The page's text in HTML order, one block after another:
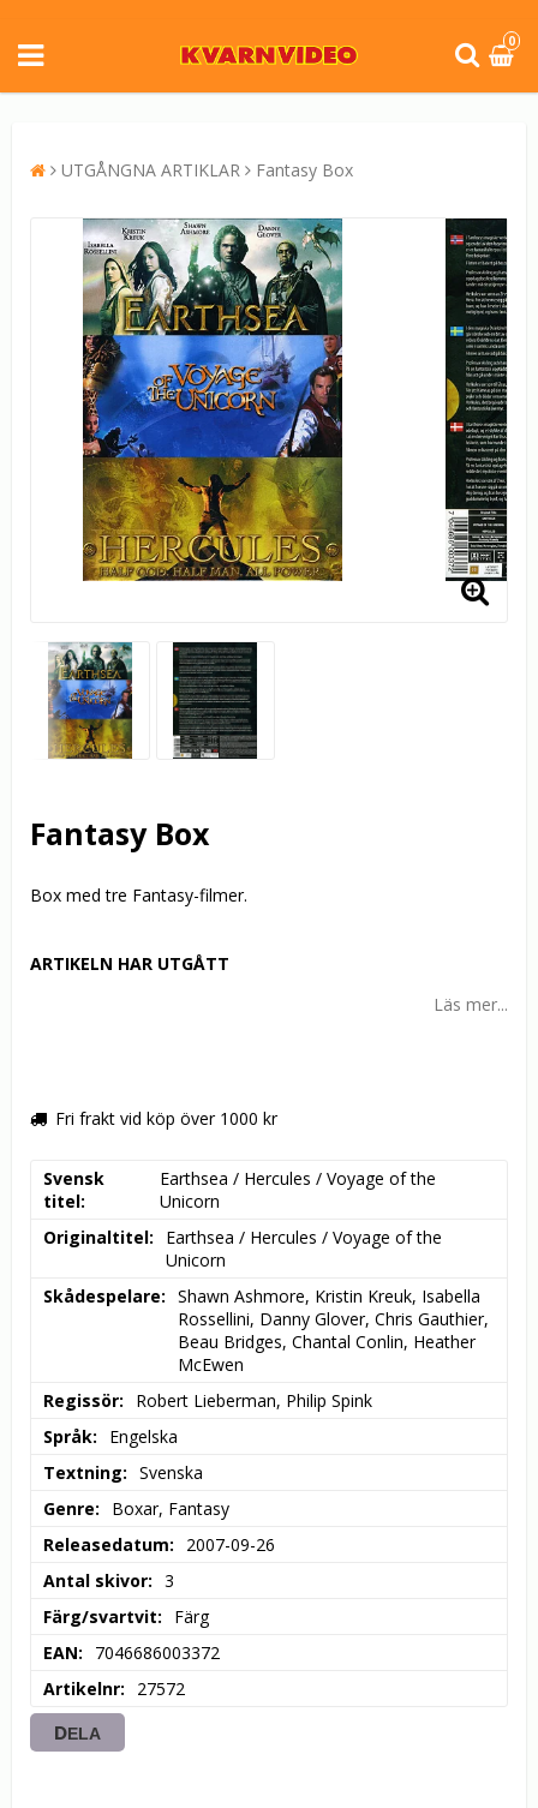
0
UTGÅNGNA ARTIKLAR Fantasy Box
Fantasy Box
Box med tre Fantasy-filmer.
ARTIKELN HAR UTGÅTT
Läs mer...
Fri frakt vid köp över 1000 kr
Svensk
titel
Earthsea / Hercules / Voyage of the
Unicorn
Originaltitel
Earthsea / Hercules / Voyage of the
Unicorn
Skådespelare
Shawn Ashmore, Kristin Kreuk, Isabella
Rossellini, Danny Glover, Chris Gauthier,
Beau Bridges, Chantal Conlin, Heather
McEwen
Regissör
Robert Lieberman, Philip Spink
Språk
Engelska
Textning
Svenska
Genre
Boxar, Fantasy
Releasedatum
2007-09-26
Antal skivor
3
Färg/svartvit
Färg
EAN
7046686003372
Artikelnr
27572
DELA